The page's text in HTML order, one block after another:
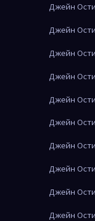
Джейн
Джейн
Джейн
Джейн
Джейн
Джейн
Джейн
Джейн
Джейн
Джейн